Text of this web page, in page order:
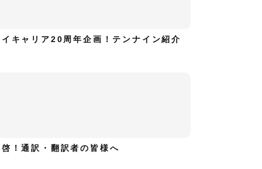
イキャリア20周年企画！テンナイン紹介
啓！通訳・翻訳者の皆様へ